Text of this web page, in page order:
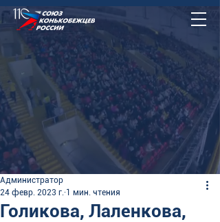
Голикова, Лаленкова,
Администратор
24 февр. 2023 г. 1 мин. чтения